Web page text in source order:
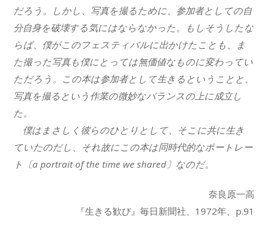
だろう。しかし、写真を撮るために、参加者としての自
分自身を破壊する気にはならなかった。もしそうしたな
らば、僕がこのフェスティバルに出かけたことも、ま
た撮った写真も僕にとっては無価値なものに変わってい
ただろう。この本は参加者として生きるということと、
写真を撮るという作業の微妙なバランスの上に成立し
た。
僕はまさしく彼らのひとりとして、そこに共に生き
ていたのだし、それ故にこの本は同時代的なポートレー
ト〔a portrait of the time we shared〕なのだ。
奈良原一高
『生きる歓び』毎日新聞社、1972年、p.91